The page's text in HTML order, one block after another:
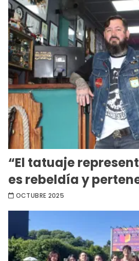
“El tatuaje
es rebeldía y
OCTUBRE 2025